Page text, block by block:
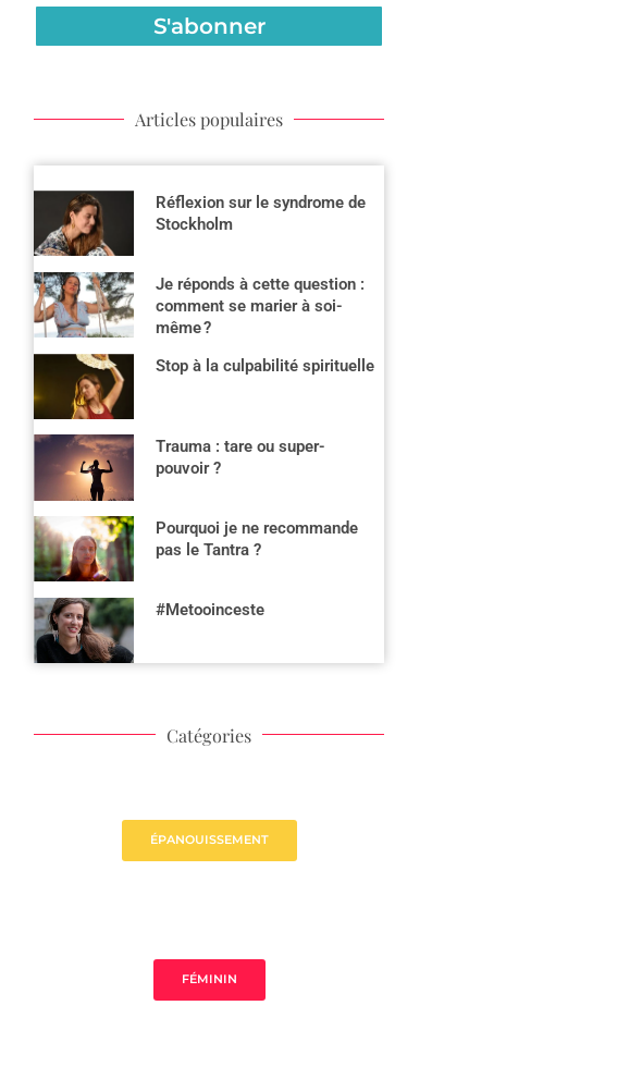
S'abonner
Articles populaires
Réflexion sur le syndrome de
Stockholm
Je réponds à cette question :
comment se marier à soi-
même ?
Stop à la culpabilité spirituelle
Trauma : tare ou super-
pouvoir ?
Pourquoi je ne recommande
pas le Tantra ?
#Metooinceste
Catégories
ÉPANOUISSEMENT
FÉMININ